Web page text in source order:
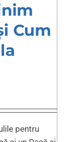
Cum
pentru